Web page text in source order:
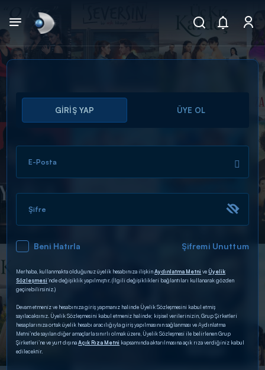
Arama
ARAMA SONUÇLARI
DİĞER SONUÇLAR
GİRİŞ YAP ÜYE OL
E-Posta
Şifre
Beni Hatırla Şifremi Unuttum
Merhaba, kullanmakta olduğunuz üyelik hesabınıza ilişkinAydınlatma Metni veÜyelik
Sözleşmesi’nde değişiklik yapılmıştır. (İlgili değişiklikleri bağlantıları kullanarak gözden
geçirebilirsiniz.)
Devam etmeniz ve hesabınıza giriş yapmanız halinde Üyelik Sözleşmesini kabul etmiş
sayılacaksınız. Üyelik Sözleşmesini kabul etmeniz halinde; kişisel verilerinizin, Grup Şirketleri
hesaplarınıza ortak üyelik hesabı aracılığıyla giriş yapılmasının sağlanması ve Aydınlatma
Metni’nde sayılan diğer amaçlarla sınırlı olmak üzere, Üyelik Sözleşmesi ile belirlenen Grup
Şirketleri’ne ve yurt dışınaAçık Rıza Metni kapsamında aktarılmasına açık rıza verdiğiniz kabul
edilecektir.